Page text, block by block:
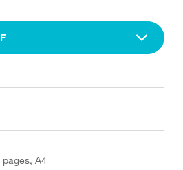
pages, A4